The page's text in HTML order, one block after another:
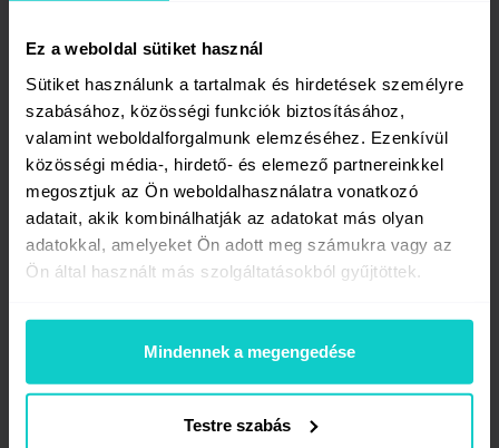
Ez a weboldal sütiket használ
Sütiket használunk a tartalmak és hirdetések személyre
szabásához, közösségi funkciók biztosításához,
valamint weboldalforgalmunk elemzéséhez. Ezenkívül
közösségi média-, hirdető- és elemező partnereinkkel
megosztjuk az Ön weboldalhasználatra vonatkozó
adatait, akik kombinálhatják az adatokat más olyan
adatokkal, amelyeket Ön adott meg számukra vagy az
Ön által használt más szolgáltatásokból gyűjtöttek.
Mindennek a megengedése
Testre szabás
* Kijelentem, hogy elolvastam és elfogadom
a weboldaladatvédelmi szabályzatát
és ahozzászólások közzétételére vonatkozó
feltételeket
Értesítés új cikkekről vagy egyéb értékes
információkról (iratkozz fel a WhitePress®
hírlevelére)
A WhitePress® csapata fenntartja magának a jogot, hogy